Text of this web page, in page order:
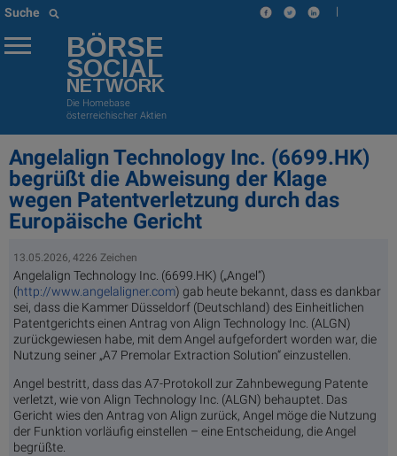
Suche |
BÖRSE
SOCIAL
NETWORK
Die Homebase
österreichischer Aktien
Angelalign Technology Inc. (6699.HK)
begrüßt die Abweisung der Klage
wegen Patentverletzung durch das
Europäische Gericht
13.05.2026, 4226 Zeichen
Angelalign Technology Inc. (6699.HK) („Angel“)
(http://www.angelaligner.com) gab heute bekannt, dass es dankbar
sei, dass die Kammer Düsseldorf (Deutschland) des Einheitlichen
Patentgerichts einen Antrag von Align Technology Inc. (ALGN)
zurückgewiesen habe, mit dem Angel aufgefordert worden war, die
Nutzung seiner „A7 Premolar Extraction Solution“ einzustellen.
Angel bestritt, dass das A7-Protokoll zur Zahnbewegung Patente
verletzt, wie von Align Technology Inc. (ALGN) behauptet. Das
Gericht wies den Antrag von Align zurück, Angel möge die Nutzung
der Funktion vorläufig einstellen – eine Entscheidung, die Angel
begrüßte.